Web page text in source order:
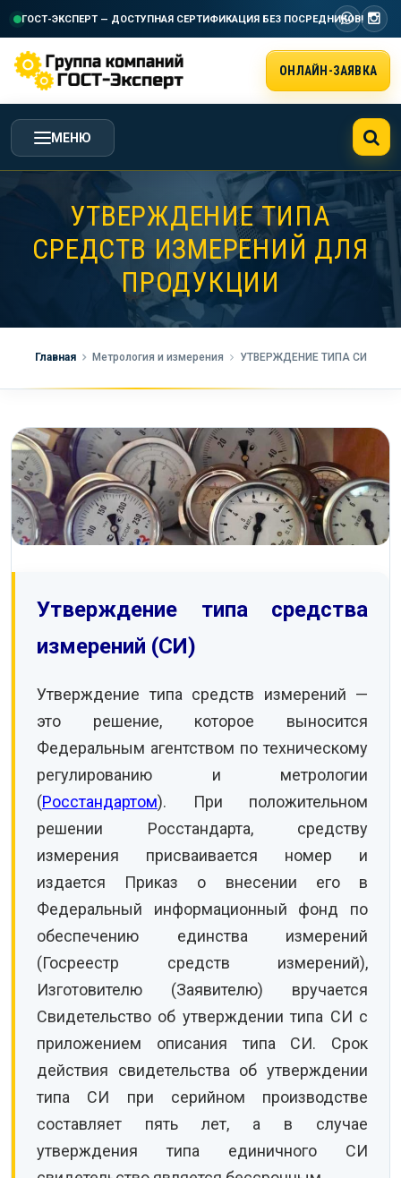
ГОСТ-ЭКСПЕРТ — ДОСТУПНАЯ СЕРТИФИКАЦИЯ БЕЗ ПОСРЕДНИКОВ!
ОНЛАЙН-ЗАЯВКА
МЕНЮ
ГЛАВНАЯ
УСЛУГИ ГК ГОСТ-ЭКСПЕРТ
СТОИМОСТЬ РАБОТ
НАША КОМПАНИЯ
УТВЕРЖДЕНИЕ ТИПА
СРЕДСТВ ИЗМЕРЕНИЙ ДЛЯ
ПРОДУКЦИИ
Главная Метрология и измерения УТВЕРЖДЕНИЕ ТИПА СИ
Утверждение типа средства
измерений (СИ)
Утверждение типа средств измерений —
это решение, которое выносится
Федеральным агентством по техническому
регулированию и метрологии
(Росстандартом). При положительном
решении Росстандарта, средству
измерения присваивается номер и
издается Приказ о внесении его в
Федеральный информационный фонд по
обеспечению единства измерений
(Госреестр средств измерений),
Изготовителю (Заявителю) вручается
Свидетельство об утверждении типа СИ с
приложением описания типа СИ. Срок
действия свидетельства об утверждении
типа СИ при серийном производстве
составляет пять лет, а в случае
утверждения типа единичного СИ